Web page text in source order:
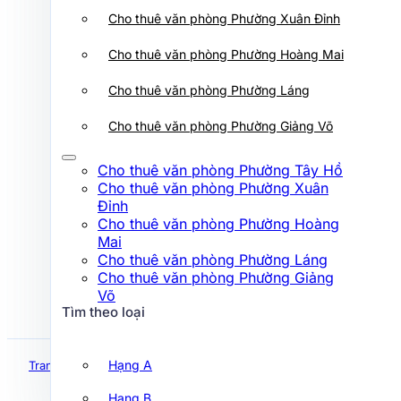
Cho thuê văn phòng Phường Xuân
Cho thuê văn phòng Phường Hoàng
Cho thuê văn phòng Phường Láng
Võ
Hạng A
Hạng B
Hạng C
Hạng D
Tìm theo đường
Cho thuê văn phòng Phường Xuân Đỉnh
Cho thuê văn phòng Phường Hoàng Mai
Cho thuê văn phòng Phường Láng
Cho thuê văn phòng Phường Giảng Võ
Cho thuê văn phòng Phường Tây Hồ
Cho thuê văn phòng Phường Xuân
Đỉnh
Cho thuê văn phòng Phường Hoàng
Mai
Cho thuê văn phòng Phường Láng
Cho thuê văn phòng Phường Giảng
Võ
Tìm theo loại
Hạng A
Hạng B
Trang chủ Hà Nội Tòa nhà 308 Trường Chinh